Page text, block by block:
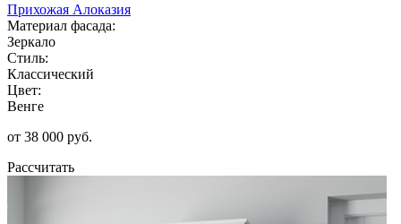
Прихожая Алоказия
Материал фасада:
Зеркало
Стиль:
Классический
Цвет:
Венге
от 38 000 руб.
Рассчитать